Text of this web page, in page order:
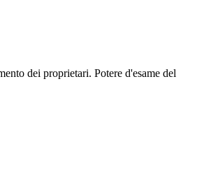
dei proprietari. Potere d'esame del